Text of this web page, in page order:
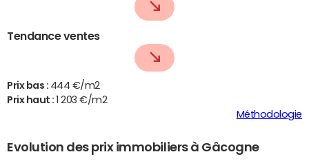
Tendance ventes
Prix bas : 444 €/m2
Prix haut :
1 203 €/m2
Méthodologie
Evolution des prix immobiliers à Gâcogne